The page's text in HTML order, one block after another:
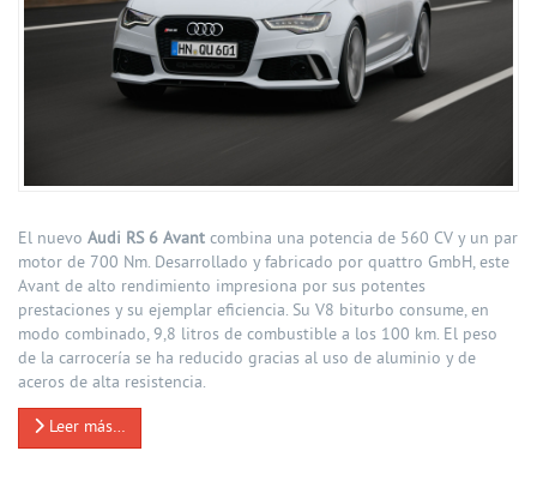
El nuevo Audi RS 6 Avant combina una potencia de 560 CV y un par
motor de 700 Nm. Desarrollado y fabricado por quattro GmbH, este
Avant de alto rendimiento impresiona por sus potentes
prestaciones y su ejemplar eficiencia. Su V8 biturbo consume, en
modo combinado, 9,8 litros de combustible a los 100 km. El peso
de la carrocería se ha reducido gracias al uso de aluminio y de
aceros de alta resistencia.
Leer más…